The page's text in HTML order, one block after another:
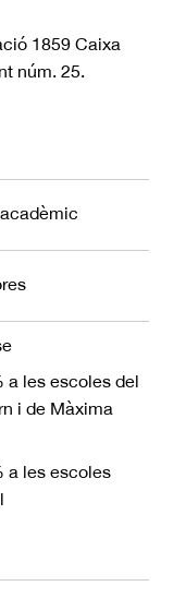
1859 Caixa
núm. 25.
a les escoles del
i de Màxima
a les escoles